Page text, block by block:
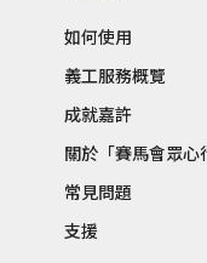
如何使用
義工服務概覽
成就嘉許
關於「賽馬會眾心
常見問題
支援